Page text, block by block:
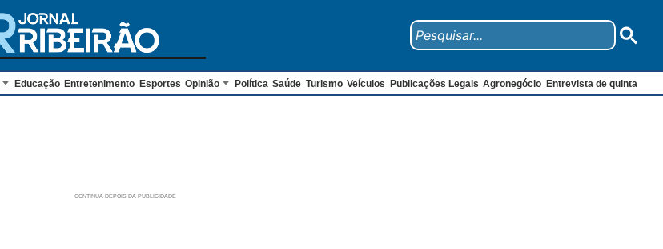
Educação Entretenimento Esportes Opinião Política Saúde Turismo Veículos Publicações Legais Agronegócio Entrevista de quinta